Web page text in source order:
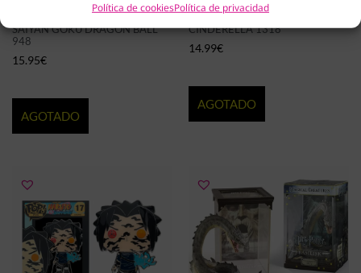
Política de cookiesPolítica de privacidad
FIGURA FUNKO POP! SUPER
SAIYAN GOKU DRAGON BALL
948
15.95€
AGOTADO
FIGURA FUNKO POP!
CINDERELLA 1318
14.99€
AGOTADO